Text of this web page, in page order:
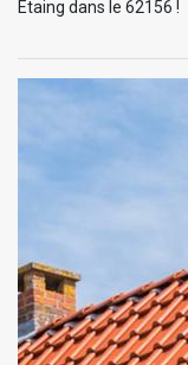
Etaing dans le 62156 !